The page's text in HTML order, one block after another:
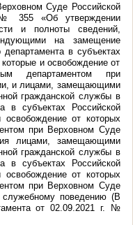
Суде Российской
355 «Об утверждении
и полноты сведений,
на замещение
в субъектах
и освобождение от
департаментом при
и лицами, замещающими
гражданской службы в
в субъектах Российской
от которых
при Верховном Суде
лицами, замещающими
гражданской службы в
в субъектах Российской
от которых
при Верховном Суде
служебному поведению (В
от 02.09.2021 г. №